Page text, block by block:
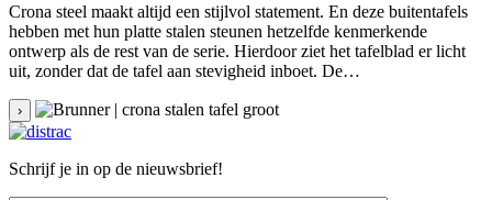
Crona steel maakt altijd een stijlvol statement. En deze buitentafels
hebben met hun platte stalen steunen hetzelfde kenmerkende
ontwerp als de rest van de serie. Hierdoor ziet het tafelblad er licht
uit, zonder dat de tafel aan stevigheid inboet. De…
›
Schrijf je in op de nieuwsbrief!